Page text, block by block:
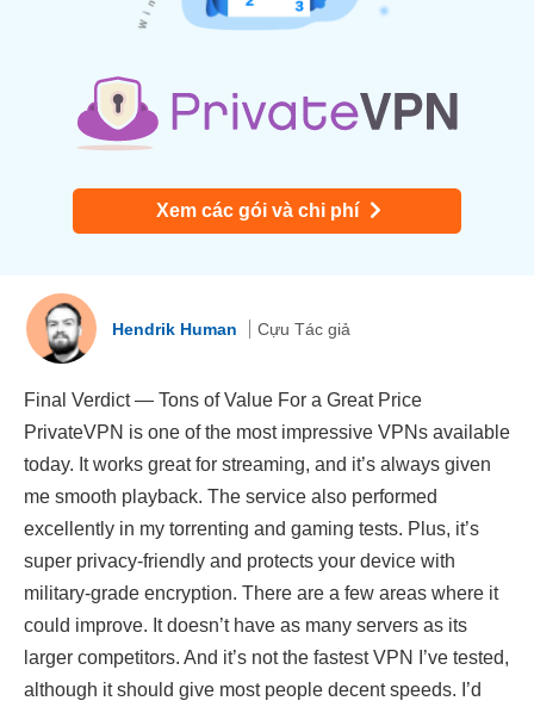
Xem các gói và chi phí
Hendrik Human Cựu Tác giả
Final Verdict — Tons of Value For a Great Price
PrivateVPN is one of the most impressive VPNs available
today. It works great for streaming, and it’s always given
me smooth playback. The service also performed
excellently in my torrenting and gaming tests. Plus, it’s
super privacy-friendly and protects your device with
military-grade encryption. There are a few areas where it
could improve. It doesn’t have as many servers as its
larger competitors. And it’s not the fastest VPN I’ve tested,
although it should give most people decent speeds. I’d